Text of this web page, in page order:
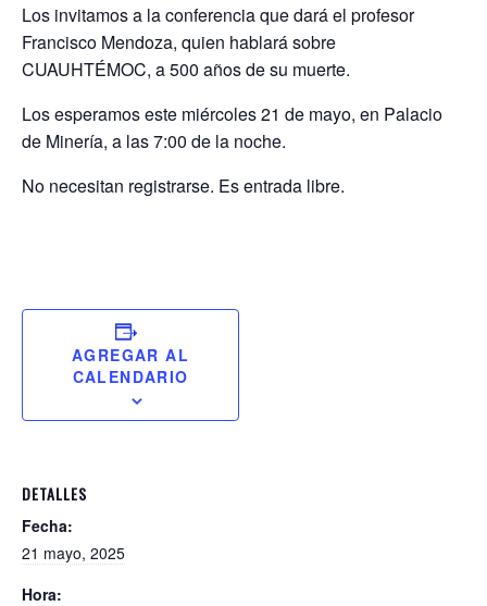
Los invitamos a la conferencia que dará el profesor
Francisco Mendoza, quien hablará sobre
CUAUHTÉMOC, a 500 años de su muerte.
Los esperamos este miércoles 21 de mayo, en Palacio
de Minería, a las 7:00 de la noche.
No necesitan registrarse. Es entrada libre.
AGREGAR AL
CALENDARIO
DETALLES
Fecha:
21 mayo, 2025
Hora: